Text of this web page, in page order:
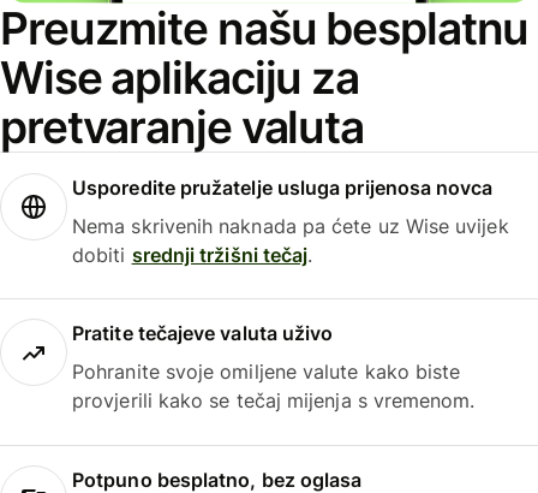
Preuzmite našu besplatnu
Wise aplikaciju za
pretvaranje valuta
Usporedite pružatelje usluga prijenosa novca
Nema skrivenih naknada pa ćete uz Wise uvijek
dobiti srednji tržišni tečaj.
Pratite tečajeve valuta uživo
Pohranite svoje omiljene valute kako biste
provjerili kako se tečaj mijenja s vremenom.
Potpuno besplatno, bez oglasa